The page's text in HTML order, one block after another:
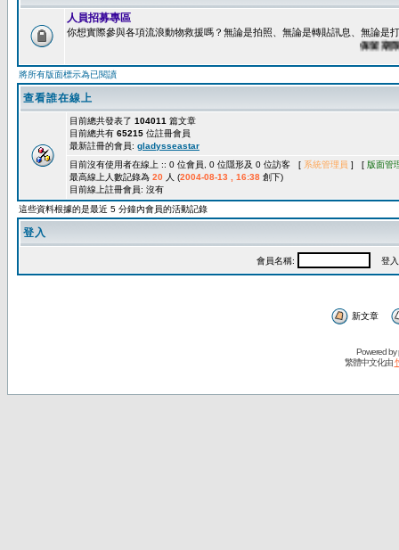
人員招募專區
你想實際參與各項流浪動物救援嗎？無論是拍照、無論是轉貼訊息、無論是
保留期限：
將所有版面標示為已閱讀
查看誰在線上
目前總共發表了 104011 篇文章
目前總共有 65215 位註冊會員
最新註冊的會員: gladysseastar
目前沒有使用者在線上 :: 0 位會員, 0 位隱形及 0 位訪客 [ 系統管理員 ] [ 版面管
最高線上人數記錄為 20 人 (2004-08-13 , 16:38 創下)
目前線上註冊會員: 沒有
這些資料根據的是最近 5 分鐘內會員的活動記錄
登入
會員名稱: 登入
新文章
Powered by
繁體中文化由